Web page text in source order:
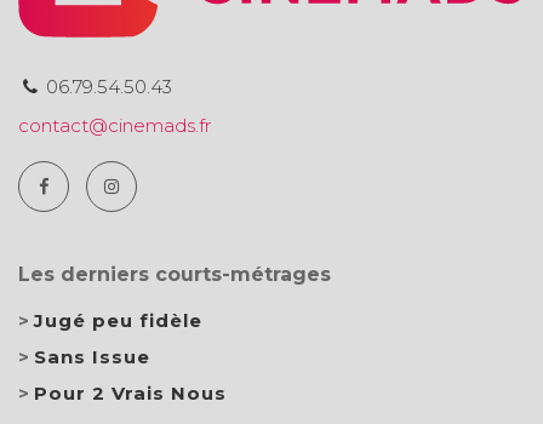
06.79.54.50.43
contact@cinemads.fr
Les derniers courts-métrages
Jugé peu fidèle
Sans Issue
Pour 2 Vrais Nous